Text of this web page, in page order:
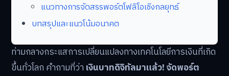
แนวทางการจัดสรรพอร์ตโฟลิโอเชิงกลยุทธ์
บทสรุปและแนวโน้มอนาคต
ท่ามกลางกระแสการเปลี่ยนแปลงทางเทคโนโลยีการเงินที่เกิด
ขึ้นทั่วโลก คำถามที่ว่า เงินบาทดิจิทัลมาแล้ว! จัดพอร์ต